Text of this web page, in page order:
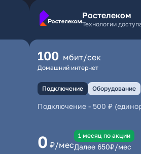
Ростелеком
Технологии
100 мбит/сек
Домашний интернет
Подключение Оборудование
Подключение- 500 ₽
0 ₽/мес
1 месяц по акции
Далее 650₽/мес